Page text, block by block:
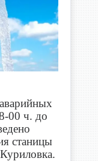
00 ч. до
станицы